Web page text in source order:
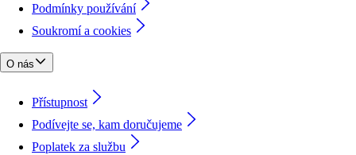
Podmínky používání
Soukromí a cookies
O nás
Přístupnost
Podívejte se, kam doručujeme
Poplatek za službu